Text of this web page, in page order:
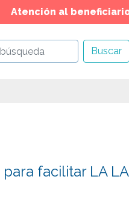
Atención al
Buscar
para facilitar LA